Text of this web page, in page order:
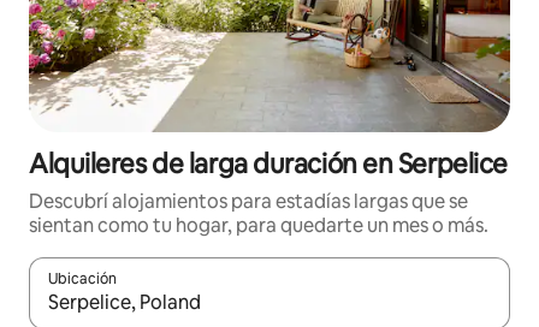
Alquileres de larga duración en Serpelice
Descubrí alojamientos para estadías largas que se
sientan como tu hogar, para quedarte un mes o más.
Ubicación
Cuando los resultados estén disponibles, navegá con las